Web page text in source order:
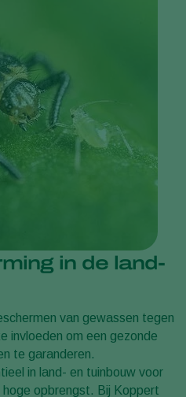
in de land-
van gewassen tegen
invloeden om een gezonde
te garanderen.
in land- en tuinbouw voor
opbrengst. Bij Koppert